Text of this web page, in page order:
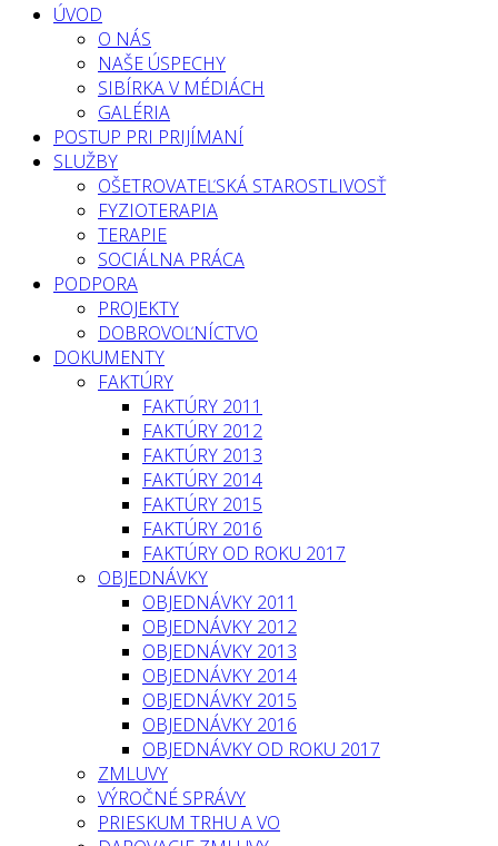
ÚVOD
O NÁS
NAŠE ÚSPECHY
SIBÍRKA V MÉDIÁCH
GALÉRIA
POSTUP PRI PRIJÍMANÍ
SLUŽBY
OŠETROVATEĽSKÁ STAROSTLIVOSŤ
FYZIOTERAPIA
TERAPIE
SOCIÁLNA PRÁCA
PODPORA
PROJEKTY
DOBROVOĽNÍCTVO
DOKUMENTY
FAKTÚRY
FAKTÚRY 2011
FAKTÚRY 2012
FAKTÚRY 2013
FAKTÚRY 2014
FAKTÚRY 2015
FAKTÚRY 2016
FAKTÚRY OD ROKU 2017
OBJEDNÁVKY
OBJEDNÁVKY 2011
OBJEDNÁVKY 2012
OBJEDNÁVKY 2013
OBJEDNÁVKY 2014
OBJEDNÁVKY 2015
OBJEDNÁVKY 2016
OBJEDNÁVKY OD ROKU 2017
ZMLUVY
VÝROČNÉ SPRÁVY
PRIESKUM TRHU A VO